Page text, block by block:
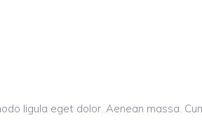
ligula eget dolor. Aenean massa.